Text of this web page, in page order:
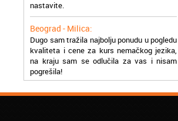
Beograd - Milica:
Dugo sam tražila najbolju ponudu u pogledu
kvaliteta i cene za kurs nemačkog jezika,
na kraju sam se odlučila za vas i nisam
pogrešila!
Čukarica - Svetlana:
Počela sam da učim albanski jezik u vašoj